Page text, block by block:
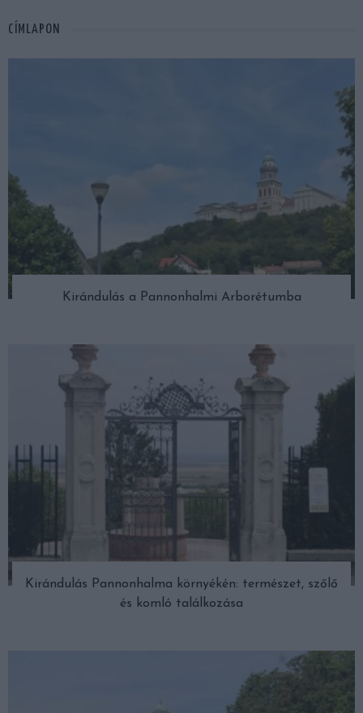
CÍMLAPON
Kirándulás a Pannonhalmi Arborétumba
Kirándulás Pannonhalma környékén: természet, szőlő
és komló találkozása